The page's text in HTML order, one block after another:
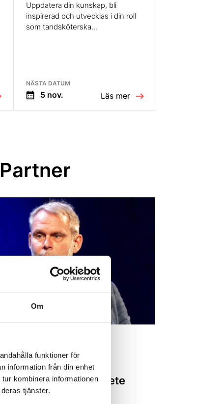
Om
funktioner för
information från din enhet
kombinera informationen
tjänster.
Uppdatera din kunskap, bli
inspirerad och utvecklas i din roll
som tandsköterska...
NÄSTA DATUM
5 nov. Läs mer
du
arbete
faktiskt ger resultat